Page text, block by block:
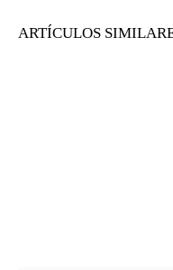
ARTÍCULOS